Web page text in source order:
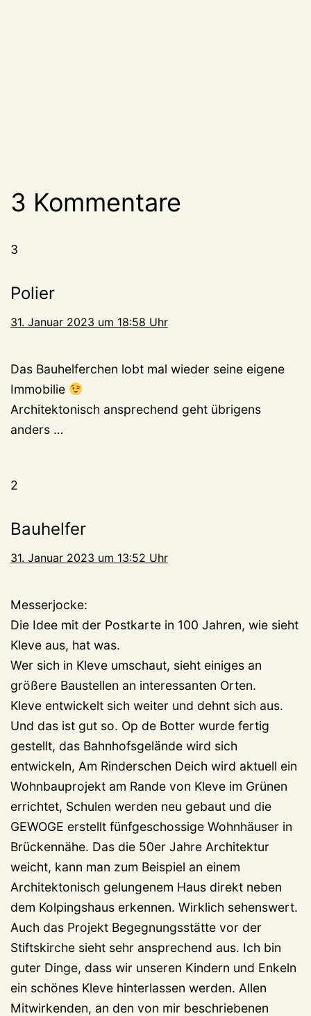
3 Kommentare
3
Polier
31. Januar 2023 um 18:58 Uhr
Das Bauhelferchen lobt mal wieder seine eigene
Immobilie
Architektonisch ansprechend geht übrigens
anders …
2
Bauhelfer
31. Januar 2023 um 13:52 Uhr
Messerjocke:
Die Idee mit der Postkarte in 100 Jahren, wie sieht
Kleve aus, hat was.
Wer sich in Kleve umschaut, sieht einiges an
größere Baustellen an interessanten Orten.
Kleve entwickelt sich weiter und dehnt sich aus.
Und das ist gut so. Op de Botter wurde fertig
gestellt, das Bahnhofsgelände wird sich
entwickeln, Am Rinderschen Deich wird aktuell ein
Wohnbauprojekt am Rande von Kleve im Grünen
errichtet, Schulen werden neu gebaut und die
GEWOGE erstellt fünfgeschossige Wohnhäuser in
Brückennähe. Das die 50er Jahre Architektur
weicht, kann man zum Beispiel an einem
Architektonisch gelungenem Haus direkt neben
dem Kolpingshaus erkennen. Wirklich sehenswert.
Auch das Projekt Begegnungsstätte vor der
Stiftskirche sieht sehr ansprechend aus. Ich bin
guter Dinge, dass wir unseren Kindern und Enkeln
ein schönes Kleve hinterlassen werden. Allen
Mitwirkenden, an den von mir beschriebenen